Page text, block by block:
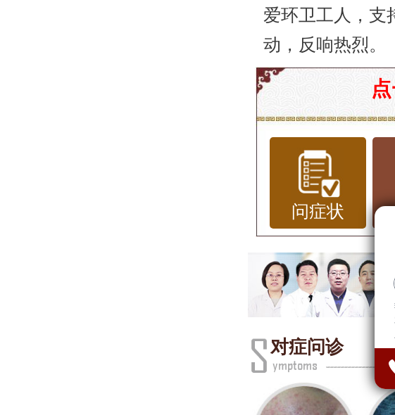
爱环卫工人，支
动，反响热烈。
强力公开：槐荫
荨麻疹作为一种
痒、红肿等症
找到科学、规
家团队、患者
麻疹医院TOP名
患者重获健康。
荨麻疹常识：
荨麻疹俗称“风
斑，伴随剧烈瘙
其病因复杂，可
问症状
对症问诊